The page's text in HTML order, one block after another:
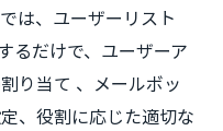
は、ユーザーリスト
るだけで、ユーザーア
り当て 、メールボッ
、役割に応じた適切な